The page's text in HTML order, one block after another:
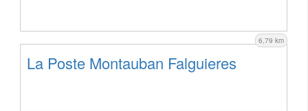
6,79 km
La Poste Montauban Falguieres